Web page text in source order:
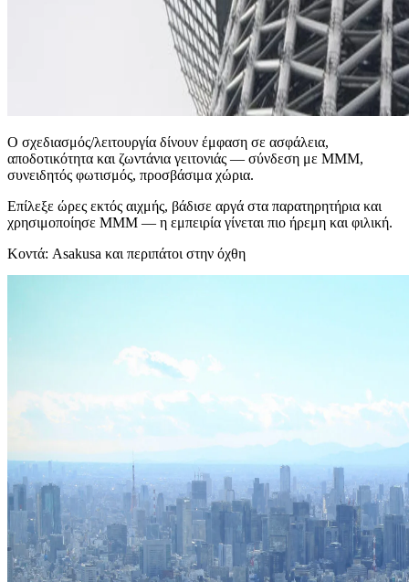
Ο σχεδιασμός/λειτουργία δίνουν έμφαση σε ασφάλεια,
αποδοτικότητα και ζωντάνια γειτονιάς — σύνδεση με ΜΜΜ,
συνειδητός φωτισμός, προσβάσιμα χώρια.
Επίλεξε ώρες εκτός αιχμής, βάδισε αργά στα παρατηρητήρια και
χρησιμοποίησε ΜΜΜ — η εμπειρία γίνεται πιο ήρεμη και φιλική.
Κοντά: Asakusa και περιπάτοι στην όχθη